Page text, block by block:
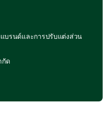
บรนด์และการปรับแต่งส่วน
กัด